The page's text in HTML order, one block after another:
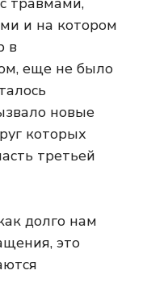
и на котором
в
еще не было
новые
которых
третьей
долго нам
это